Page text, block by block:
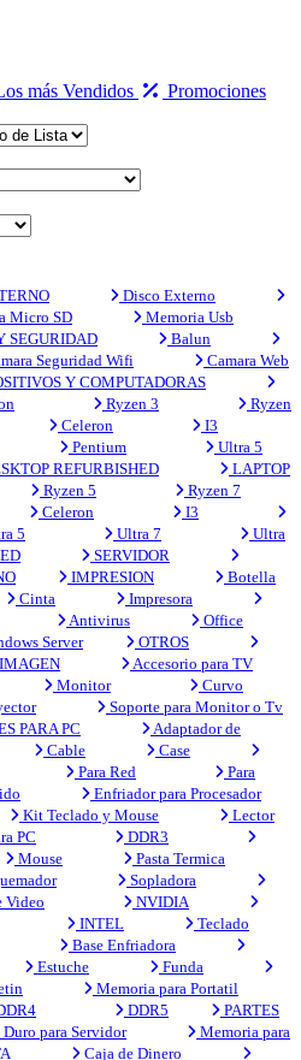
más Vendidos
Promociones
Disco Externo
Micro SD
Memoria Usb
SEGURIDAD
Balun
Seguridad Wifi
Camara Web
Y COMPUTADORAS
Ryzen 3
Ryzen
Celeron
I3
Pentium
Ultra 5
REFURBISHED
LAPTOP
Ryzen 5
Ryzen 7
Celeron
I3
5 Ultra 7
Ultra
SERVIDOR
IMPRESION
Botella
Cinta
Impresora
Antivirus
Office
Server
OTROS
Accesorio para TV
Monitor
Curvo
Soporte para Monitor o Tv
PARA PC
Adaptador de
Cable
Case
Para Red
Para
Enfriador para Procesador
Kit Teclado y Mouse
Lector
PC
DDR3
Mouse
Pasta Termica
Sopladora
Video
NVIDIA
INTEL
Teclado
Base Enfriadora
Estuche
Funda
Memoria para Portatil
DDR5
PARTES
para Servidor
Memoria para
Caja de Dinero